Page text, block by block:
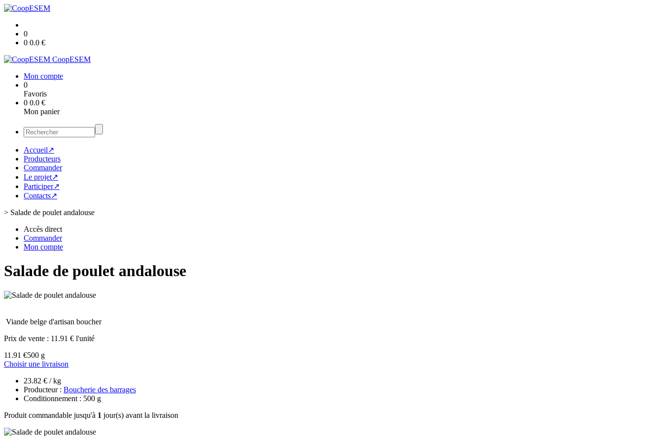
0
0 0.0 €
CoopESEM
Mon compte
0
Favoris
0 0.0 €
Mon panier
Accueil↗
Producteurs
Commander
Le projet↗
Participer↗
Contacts↗
> Salade de poulet andalouse
Accès direct
Commander
Mon compte
Salade de poulet andalouse
Viande belge d'artisan boucher
Prix de vente : 11.91 € l'unité
11.91 €500 g
Choisir une livraison
23.82 € / kg
Producteur : Boucherie des barrages
Conditionnement : 500 g
Produit commandable jusqu'à 1 jour(s) avant la livraison